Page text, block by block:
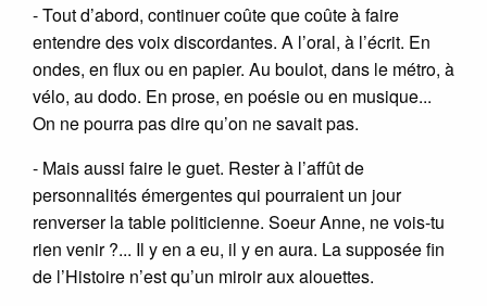
- Tout d’abord, continuer coûte que coûte à faire
entendre des voix discordantes. A l’oral, à l’écrit. En
ondes, en flux ou en papier. Au boulot, dans le métro, à
vélo, au dodo. En prose, en poésie ou en musique...
On ne pourra pas dire qu’on ne savait pas.
- Mais aussi faire le guet. Rester à l’affût de
personnalités émergentes qui pourraient un jour
renverser la table politicienne. Soeur Anne, ne vois-tu
rien venir ?... Il y en a eu, il y en aura. La supposée fin
de l’Histoire n’est qu’un miroir aux alouettes.